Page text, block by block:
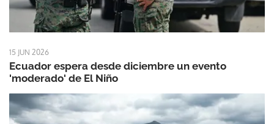
15 JUN 2026
Ecuador espera desde diciembre un evento
'moderado' de El Niño